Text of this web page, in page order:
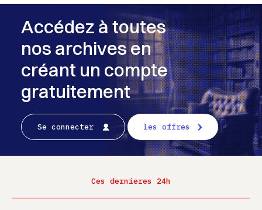
Accédez à toutes
nos archives en
créant un compte
gratuitement
Se connecter les offres
Ces dernieres 24h